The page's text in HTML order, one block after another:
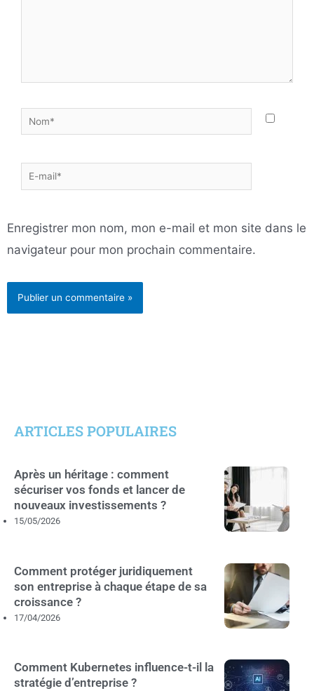
Nom*
E-
mail*
Enregistrer mon nom, mon e-mail et mon site dans le
navigateur pour mon prochain commentaire.
ARTICLES POPULAIRES
Après un héritage : comment
sécuriser vos fonds et lancer de
nouveaux investissements ?
15/05/2026
Comment protéger juridiquement
son entreprise à chaque étape de sa
croissance ?
17/04/2026
Comment Kubernetes influence-t-il la
stratégie d’entreprise ?